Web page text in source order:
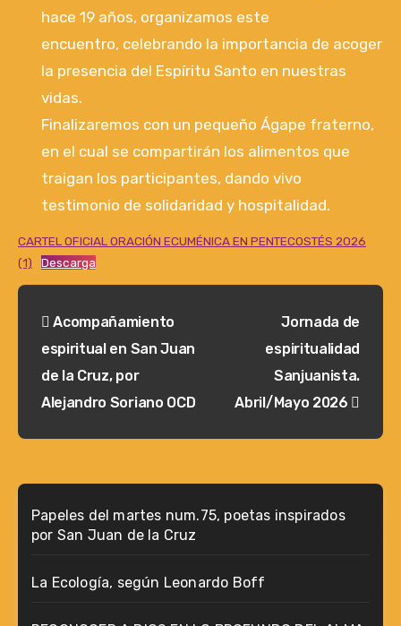
hace 19 años, organizamos este
encuentro, celebrando la importancia de acoger
la presencia del Espíritu Santo en nuestras
vidas.
Finalizaremos con un pequeño Ágape fraterno,
en el cual se compartirán los alimentos que
traigan los participantes, dando vivo
testimonio de solidaridad y hospitalidad.
CARTEL OFICIAL ORACIÓN ECUMÉNICA EN PENTECOSTÉS 2026
(1)
Descarga
de
entradas
Acompañamiento
espiritual en San Juan
de la Cruz, por
Alejandro Soriano OCD
Jornada de
espiritualidad
Sanjuanista.
Abril/Mayo 2026
Papeles del martes num.75, poetas inspirados
por San Juan de la Cruz
La Ecología, según Leonardo Boff